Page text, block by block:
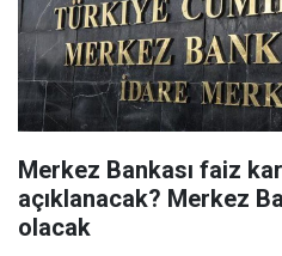
Merkez Bankası faiz
açıklanacak? Merkez
olacak